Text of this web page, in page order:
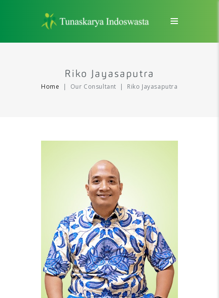
Riko Jayasaputra
Home Our Consultant Riko Jayasaputra